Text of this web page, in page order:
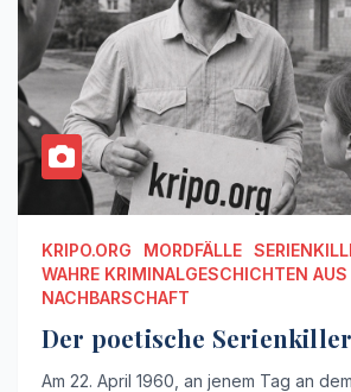
KRIPO.ORG MORDFÄLLE
WAHRE KRIMINALGESCHICHTEN AUS
NACHBARSCHAFT
Der poetische Serienkiller
Am 22. April 1960, an jenem Tag an